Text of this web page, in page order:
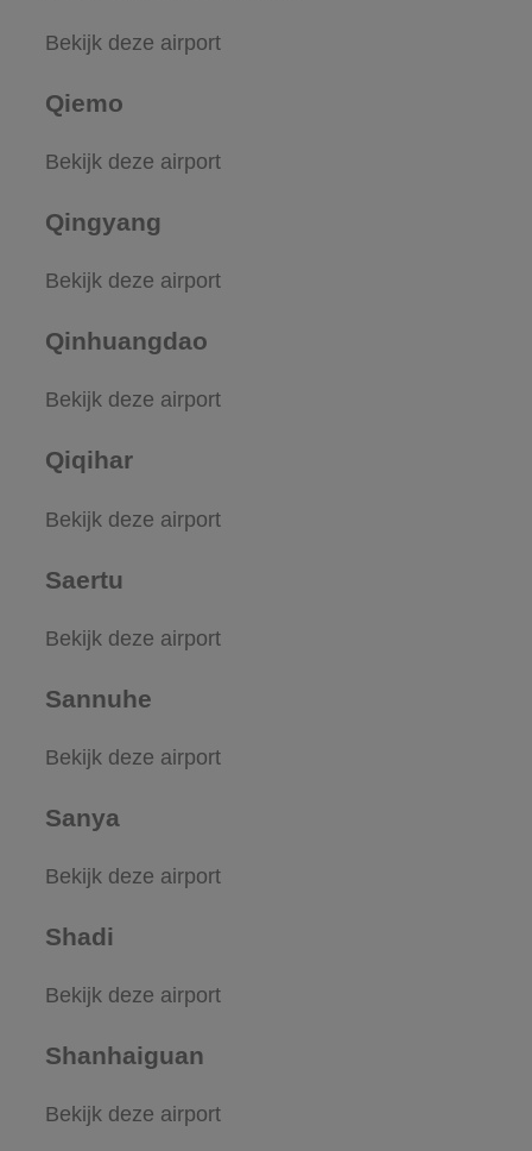
Bekijk deze airport
Qiemo
Bekijk deze airport
Qingyang
Bekijk deze airport
Qinhuangdao
Bekijk deze airport
Qiqihar
Bekijk deze airport
Saertu
Bekijk deze airport
Sannuhe
Bekijk deze airport
Sanya
Bekijk deze airport
Shadi
Bekijk deze airport
Shanhaiguan
Bekijk deze airport